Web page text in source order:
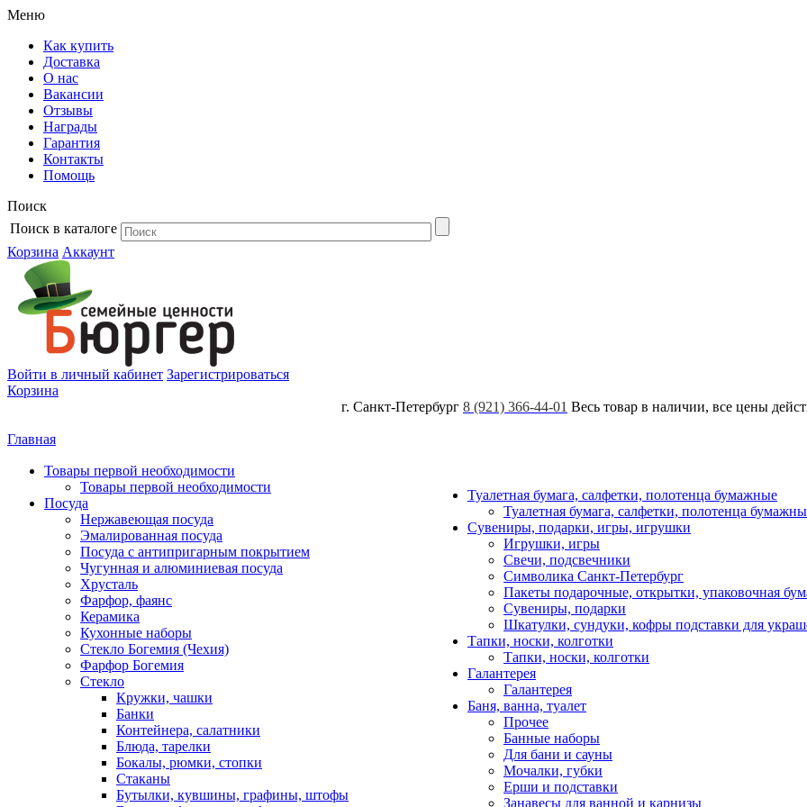
Меню
Как купить
Доставка
О нас
Вакансии
Отзывы
Награды
Гарантия
Контакты
Помощь
Поиск
Поиск в каталоге
Корзина Аккаунт
Войти в личный кабинет Зарегистрироваться
Корзина
г. Санкт-Петербург 8 (921) 366-44-01 Весь товар в наличии, все цены
Главная
Товары первой необходимости
Товары первой необходимости
Посуда
Нержавеющая посуда
Эмалированная посуда
Посуда с антипригарным покрытием
Чугунная и алюминиевая посуда
Хрусталь
Фарфор, фаянс
Керамика
Кухонные наборы
Стекло Богемия (Чехия)
Фарфор Богемия
Стекло
Кружки, чашки
Банки
Контейнера, салатники
Блюда, тарелки
Бокалы, рюмки, стопки
Стаканы
Бутылки, кувшины, графины, штофы
Туалетная бумага, салфетки, полотенца бумажные
Туалетная бумага, салфетки, полотенца
Сувениры, подарки, игры, игрушки
Игрушки, игры
Свечи, подсвечники
Символика Санкт-Петербург
Пакеты подарочные, открытки, упаковочная
Сувениры, подарки
Шкатулки, сундуки, кофры подставки для
Тапки, носки, колготки
Тапки, носки, колготки
Галантерея
Галантерея
Баня, ванна, туалет
Прочее
Банные наборы
Для бани и сауны
Мочалки, губки
Ерши и подставки
Занавесы для ванной и карнизы